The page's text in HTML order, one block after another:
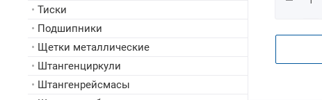
• Тиски
• Подшипники
• Щетки металлические
• Штангенциркули
• Штангенрейсмасы